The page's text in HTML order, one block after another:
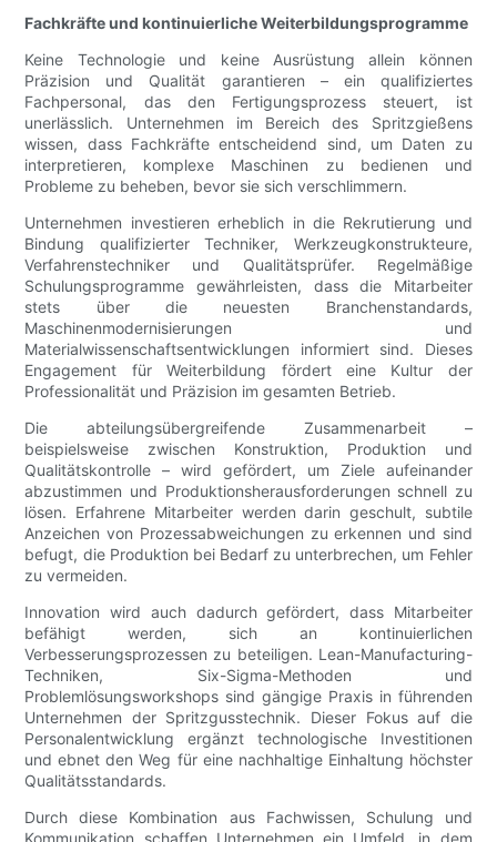
Fachkräfte und kontinuierliche Weiterbildungsprogramme
Keine Technologie und keine Ausrüstung allein können
Präzision und Qualität garantieren – ein qualifiziertes
Fachpersonal, das den Fertigungsprozess steuert, ist
unerlässlich. Unternehmen im Bereich des Spritzgießens
wissen, dass Fachkräfte entscheidend sind, um Daten zu
interpretieren, komplexe Maschinen zu bedienen und
Probleme zu beheben, bevor sie sich verschlimmern.
Unternehmen investieren erheblich in die Rekrutierung und
Bindung qualifizierter Techniker, Werkzeugkonstrukteure,
Verfahrenstechniker und Qualitätsprüfer. Regelmäßige
Schulungsprogramme gewährleisten, dass die Mitarbeiter
stets über die neuesten Branchenstandards,
Maschinenmodernisierungen und
Materialwissenschaftsentwicklungen informiert sind. Dieses
Engagement für Weiterbildung fördert eine Kultur der
Professionalität und Präzision im gesamten Betrieb.
Die abteilungsübergreifende Zusammenarbeit –
beispielsweise zwischen Konstruktion, Produktion und
Qualitätskontrolle – wird gefördert, um Ziele aufeinander
abzustimmen und Produktionsherausforderungen schnell zu
lösen. Erfahrene Mitarbeiter werden darin geschult, subtile
Anzeichen von Prozessabweichungen zu erkennen und sind
befugt, die Produktion bei Bedarf zu unterbrechen, um Fehler
zu vermeiden.
Innovation wird auch dadurch gefördert, dass Mitarbeiter
befähigt werden, sich an kontinuierlichen
Verbesserungsprozessen zu beteiligen. Lean-Manufacturing-
Techniken, Six-Sigma-Methoden und
Problemlösungsworkshops sind gängige Praxis in führenden
Unternehmen der Spritzgusstechnik. Dieser Fokus auf die
Personalentwicklung ergänzt technologische Investitionen
und ebnet den Weg für eine nachhaltige Einhaltung höchster
Qualitätsstandards.
Durch diese Kombination aus Fachwissen, Schulung und